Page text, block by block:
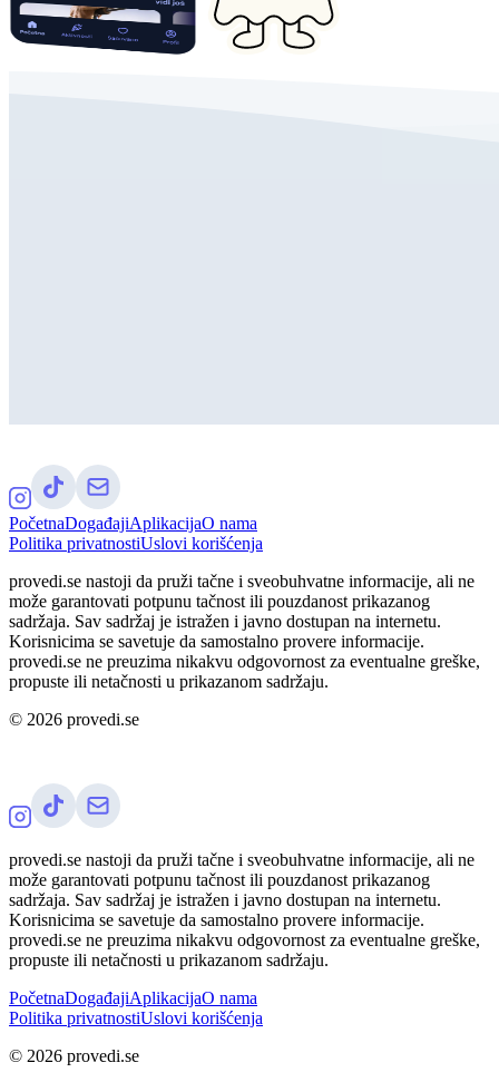
PočetnaDogađajiAplikacijaO nama
Politika privatnostiUslovi korišćenja
provedi.se nastoji da pruži tačne i sveobuhvatne informacije, ali ne
može garantovati potpunu tačnost ili pouzdanost prikazanog
sadržaja. Sav sadržaj je istražen i javno dostupan na internetu.
Korisnicima se savetuje da samostalno provere informacije.
provedi.se ne preuzima nikakvu odgovornost za eventualne greške,
propuste ili netačnosti u prikazanom sadržaju.
© 2026 provedi.se
provedi.se nastoji da pruži tačne i sveobuhvatne informacije, ali ne
može garantovati potpunu tačnost ili pouzdanost prikazanog
sadržaja. Sav sadržaj je istražen i javno dostupan na internetu.
Korisnicima se savetuje da samostalno provere informacije.
provedi.se ne preuzima nikakvu odgovornost za eventualne greške,
propuste ili netačnosti u prikazanom sadržaju.
PočetnaDogađajiAplikacijaO nama
Politika privatnostiUslovi korišćenja
© 2026 provedi.se